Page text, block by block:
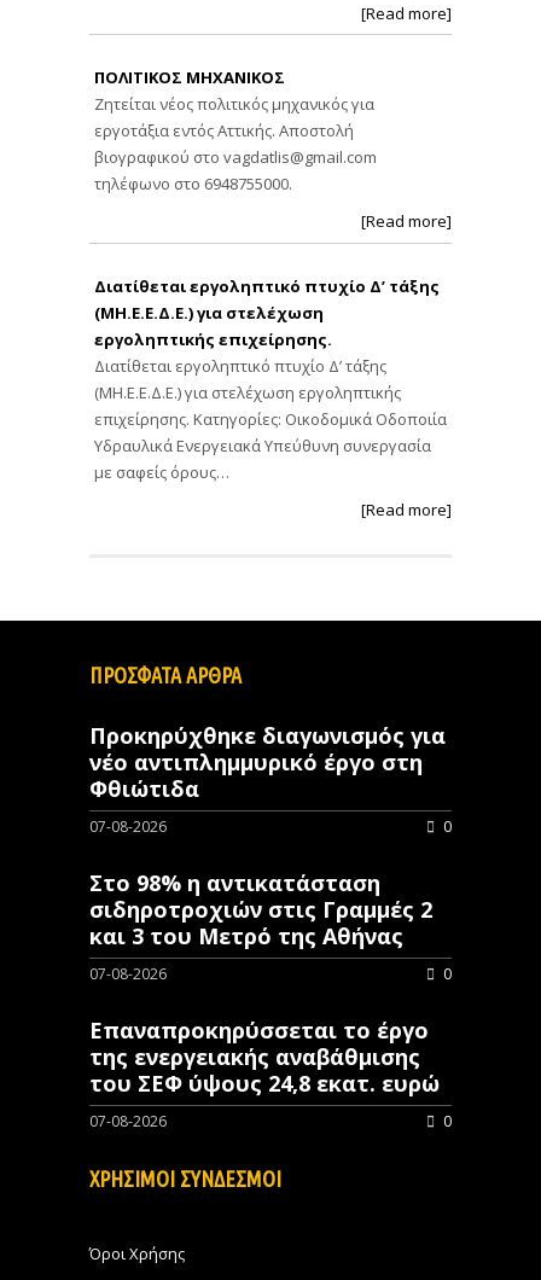
[Read more]
ΠΟΛΙΤΙΚΟΣ ΜΗΧΑΝΙΚΟΣ
Ζητείται νέος πολιτικός μηχανικός για
εργοτάξια εντός Αττικής. Αποστολή
βιογραφικού στο vagdatlis@gmail.com
τηλέφωνο στο 6948755000.
[Read more]
Διατίθεται εργοληπτικό πτυχίο Δ’ τάξης
(ΜΗ.Ε.Ε.Δ.Ε.) για στελέχωση
εργοληπτικής επιχείρησης.
Διατίθεται εργοληπτικό πτυχίο Δ’ τάξης
(ΜΗ.Ε.Ε.Δ.Ε.) για στελέχωση εργοληπτικής
επιχείρησης. Κατηγορίες: Οικοδομικά Οδοποιία
Υδραυλικά Ενεργειακά Υπεύθυνη συνεργασία
με σαφείς όρους…
[Read more]
ΠΡΟΣΦΑΤΑ ΑΡΘΡΑ
Προκηρύχθηκε διαγωνισμός για
νέo αντιπλημμυρικό έργο στη
Φθιώτιδα
07-08-2026 0
Στο 98% η αντικατάσταση
σιδηροτροχιών στις Γραμμές 2
και 3 του Μετρό της Αθήνας
07-08-2026 0
Επαναπροκηρύσσεται το έργο
της ενεργειακής αναβάθμισης
του ΣΕΦ ύψους 24,8 εκατ. ευρώ
07-08-2026 0
ΧΡΗΣΙΜΟΙ ΣΥΝΔΕΣΜΟΙ
Όροι Χρήσης